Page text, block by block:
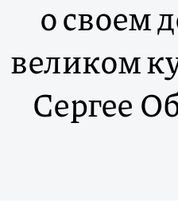
о своем
великом
Сергее